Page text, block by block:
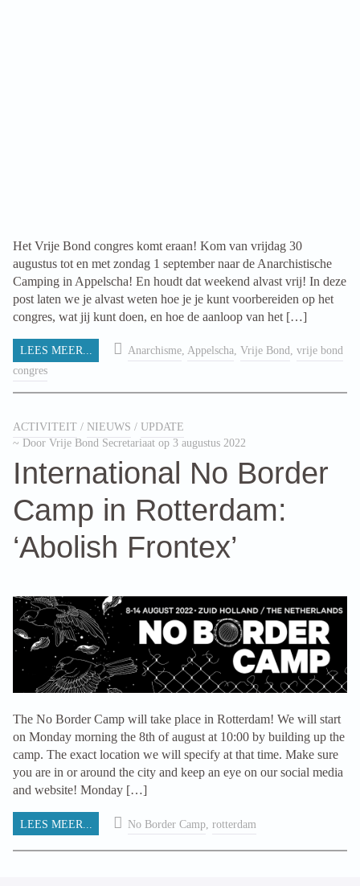
Het Vrije Bond congres komt eraan! Kom van vrijdag 30
augustus tot en met zondag 1 september naar de Anarchistische
Camping in Appelscha! En houdt dat weekend alvast vrij! In deze
post laten we je alvast weten hoe je je kunt voorbereiden op het
congres, wat jij kunt doen, en hoe de aanloop van het […]
LEES MEER... Anarchisme,Appelscha,Vrije Bond,vrije bond
congres
ACTIVITEIT / NIEUWS / UPDATE
~ Door Vrije Bond Secretariaat op 3 augustus 2022
International No Border
Camp in Rotterdam:
‘Abolish Frontex’
The No Border Camp will take place in Rotterdam! We will start
on Monday morning the 8th of august at 10:00 by building up the
camp. The exact location we will specify at that time. Make sure
you are in or around the city and keep an eye on our social media
and website! Monday […]
LEES MEER... No Border Camp ,rotterdam